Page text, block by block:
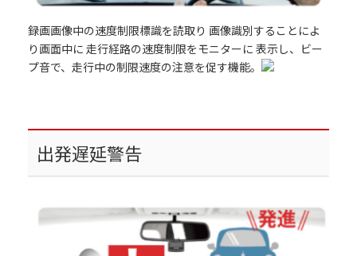
録画画像中の速度制限標識を読取り 画像識別することによ
り画面中に 走行経路の速度制限をモニターに 表示し、ビー
プ音で、走行中の制限速度の注意を促す機能。
出発遅延警告